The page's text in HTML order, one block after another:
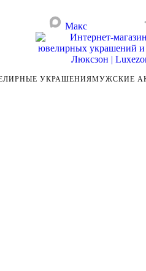
Макс
УКРАШЕНИЯМУЖСКИЕ